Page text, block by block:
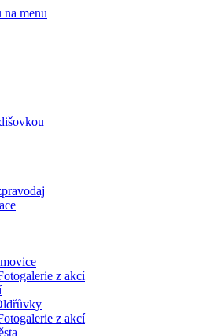
na menu
z akcí
z akcí